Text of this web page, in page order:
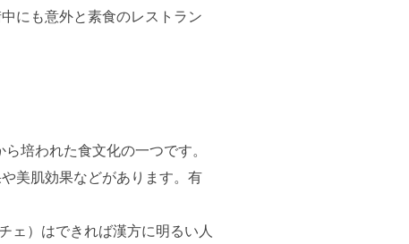
にも意外と素食のレストラン
培われた食文化の一つです。
美肌効果などがあります。有
ェ）はできれば漢方に明るい人